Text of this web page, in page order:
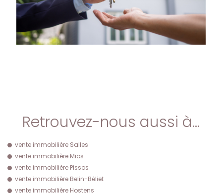
Retrouvez-nous aussi à…
vente immobilière Salles
vente immobilière Mios
vente immobilière Pissos
vente immobilière Belin-Béliet
vente immobilière Hostens